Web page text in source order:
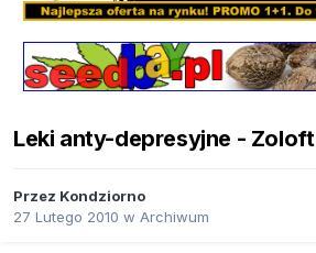
Leki anty-depresyjne - Zoloft
Przez Kondziorno
27 Lutego 2010 w Archiwum